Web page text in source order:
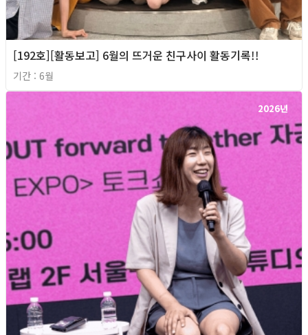
[192호][활동보고] 6월의 뜨거운 친구사이 활동기록!!
기간 : 6월
2026년